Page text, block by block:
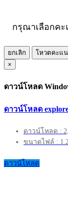
กรุณาเลือกค
ยกเลิก
โหวตคะแ
×
ดาวน์โหลด
ดาวน์โหลด
ดาวน์โหลด :
ขนาดไฟล์ :
ดาวน์โหลด